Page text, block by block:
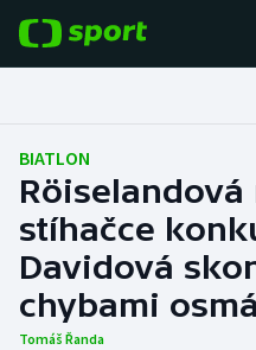
Fotbal
Hokej
Tenis
Atletika
BIATLON
Röiselandová
stíhačce
Davidová
chybami osmá
Tomáš Řanda